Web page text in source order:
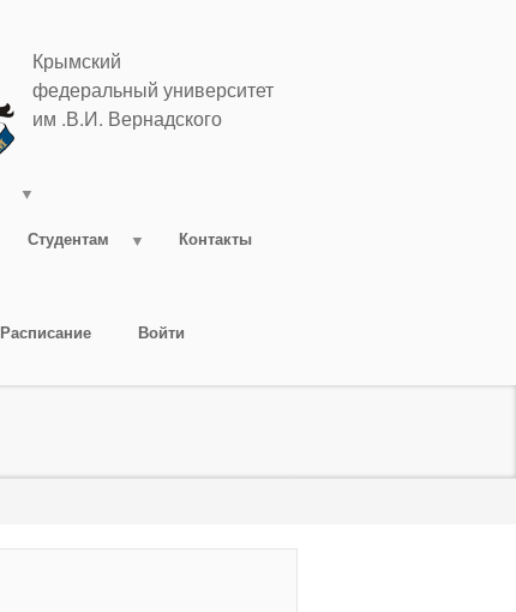
Крымский
федеральный университет
им .В.И. Вернадского
Студентам Контакты
Расписание Войти